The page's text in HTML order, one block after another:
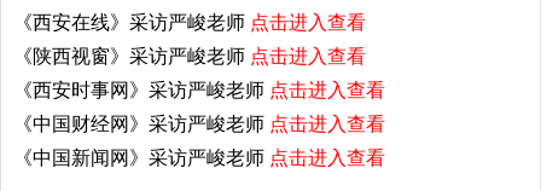
《西安在线》采访严峻老师 点击进入查看
《陕西视窗》采访严峻老师 点击进入查看
《西安时事网》采访严峻老师 点击进入查看
《中国财经网》采访严峻老师 点击进入查看
《中国新闻网》采访严峻老师 点击进入查看